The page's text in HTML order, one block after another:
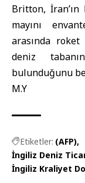
Britton,
mayını
arasında
deniz
bulunduğunu
M.Y
Etiketler: (AFP)
İngiliz Deniz
İngiliz Kraliyet